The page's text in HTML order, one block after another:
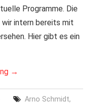
Programme. Die
intern bereits mit
Hier gibt es ein
→
Arno Schmidt,